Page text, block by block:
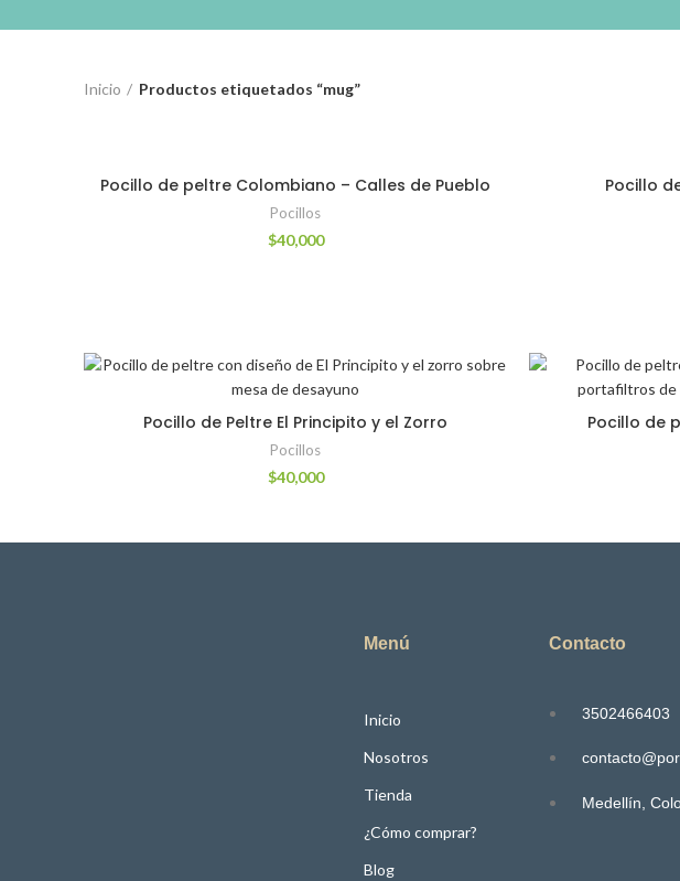
Inicio Productos etiquetados “mug”
Pocillo de peltre Colombiano – Calles de Pueblo
Pocillos
$40,000
Pocillo
Pocillo de Peltre El Principito y el Zorro
Pocillos
$40,000
Pocillo de
Menú
Inicio
Nosotros
Tienda
¿Cómo comprar?
Blog
Contacto
3502466403
Medellín,